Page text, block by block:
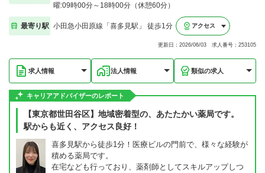
曜:09時00分～18時00分（休憩60分）
最寄り駅 小田急小田原線「喜多見駅」 徒歩1分 アクセス
更新日：2026/06/03 求人番号：253105
求人情報 法人情報 類似の求人
キャリアアドバイザーのレポート
【東京都世田谷区】地域密着型の、あたたかい薬局です。
駅からも近く、アクセス良好！
喜多見駅から徒歩1分！医療ビルの門前で、様々な経験が
積める薬局です。
在宅なども行っており、薬剤師としてスキルアップしつ